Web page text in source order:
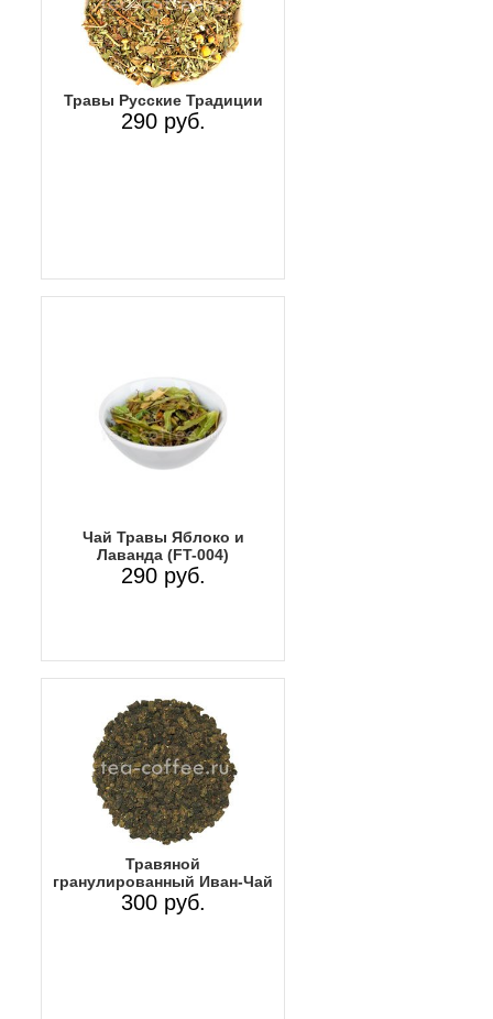
Травы Русские Традиции
290 руб.
Чай Травы Яблоко и
Лаванда (FT-004)
290 руб.
Травяной
гранулированный Иван-Чай
300 руб.